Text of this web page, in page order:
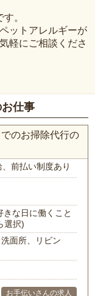
。
ットアレルギーが
軽にご相談くださ
仕事
のお掃除代行の
前払い制度あり
な日に働くこと
選択)
面所、リビン
お手伝いさんの求人